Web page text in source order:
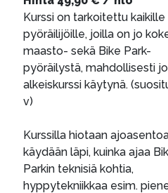
Kurssi on tarkoitettu kaikille
pyöräilijöille, joilla on jo
maasto- sekä Bike Park-
pyöräilystä, mahdollisesti jo
alkeiskurssi käytynä.
v)
Kurssilla hiotaan
käydään läpi, kuinka ajaa
Parkin teknisiä kohtia,
hyppytekniikkaa esim.